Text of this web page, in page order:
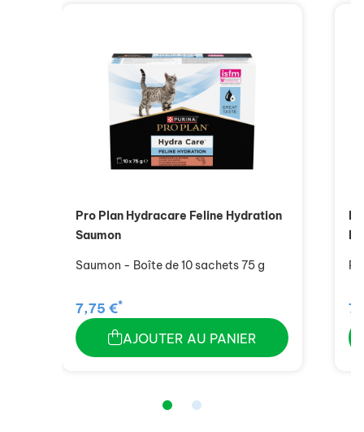
Pro Plan Hydracare Feline Hydration
Saumon
Saumon - Boîte de 10 sachets 75 g
7,75 €*
AJOUTER AU PANIER